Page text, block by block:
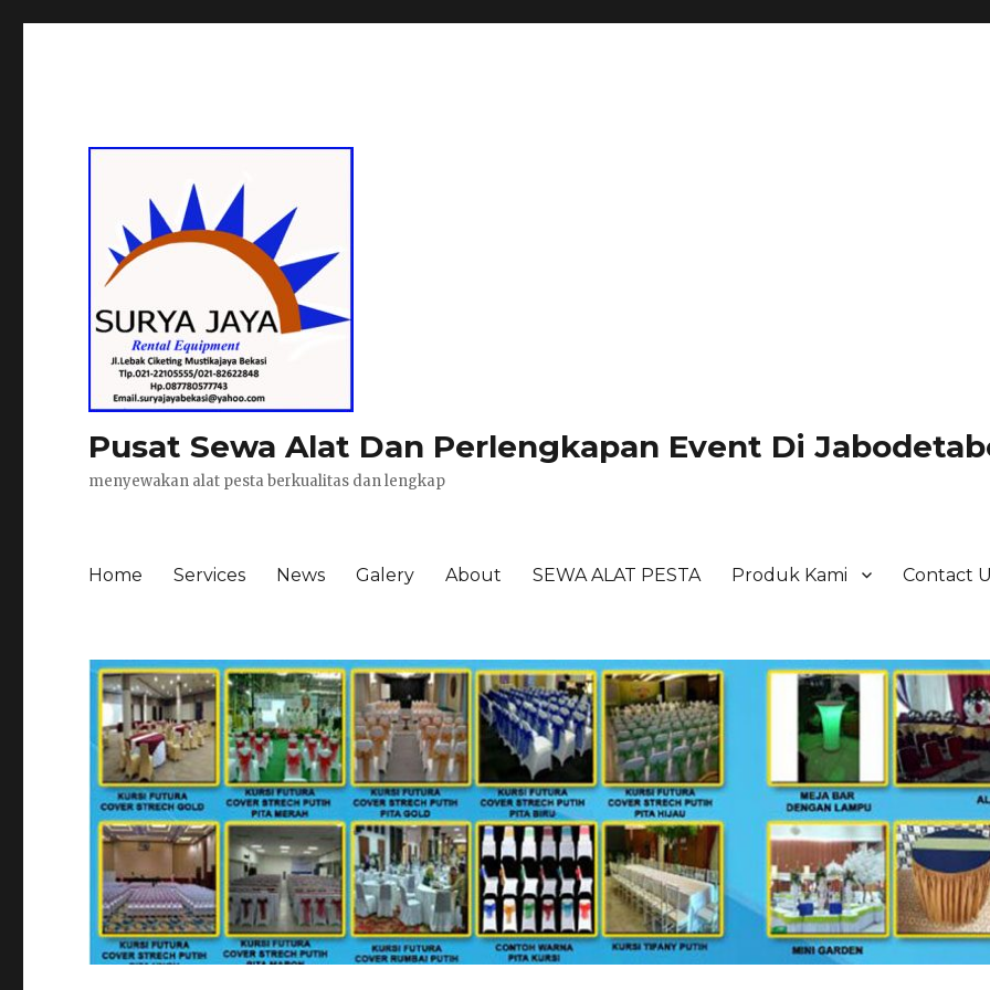
Pusat Sewa Alat Dan Perlengkapan Event Di
menyewakan alat pesta berkualitas dan lengkap
Home Services News Galery About SEWA ALAT PESTA Produk Kami Contact